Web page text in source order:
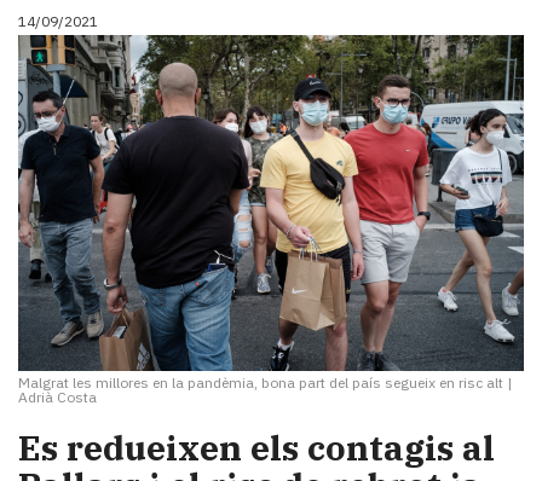
14/09/2021
Malgrat les millores en la pandèmia, bona part del país segueix en risc alt |
Adrià Costa
Es redueixen els contagis al